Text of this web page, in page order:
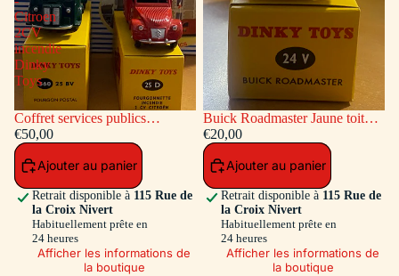
Citroen
2CV
incendie
Dinky
Toys
Coffret services publics
voitures: Peugeot Fourgon
Postal - Citroen 2CV incendie
Dinky Toys
€50,00
Ajouter au panier
Retrait disponible à 115 Rue de
la Croix Nivert
Habituellement prête en
24 heures
Afficher les informations de
la boutique
Buick Roadmaster Jaune toit
Vert
€20,00
Ajouter au panier
Retrait disponible à 115 Rue de
la Croix Nivert
Habituellement prête en
24 heures
Afficher les informations de
la boutique